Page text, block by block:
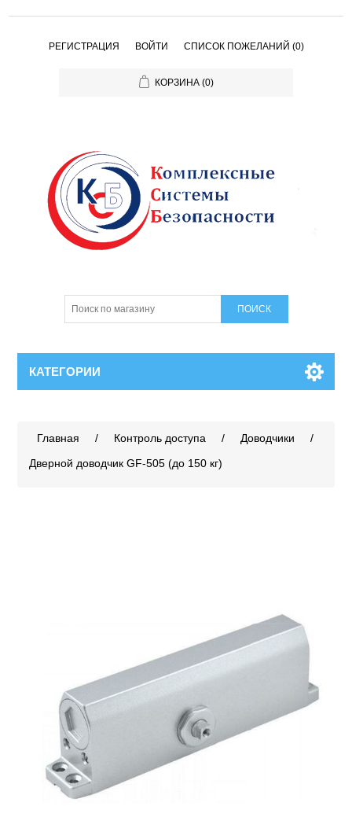
РЕГИСТРАЦИЯ ВОЙТИ СПИСОК ПОЖЕЛАНИЙ (0)
КОРЗИНА (0)
КАТЕГОРИИ
Главная / Контроль доступа / Доводчики
/
Дверной доводчик GF-505 (до 150 кг)